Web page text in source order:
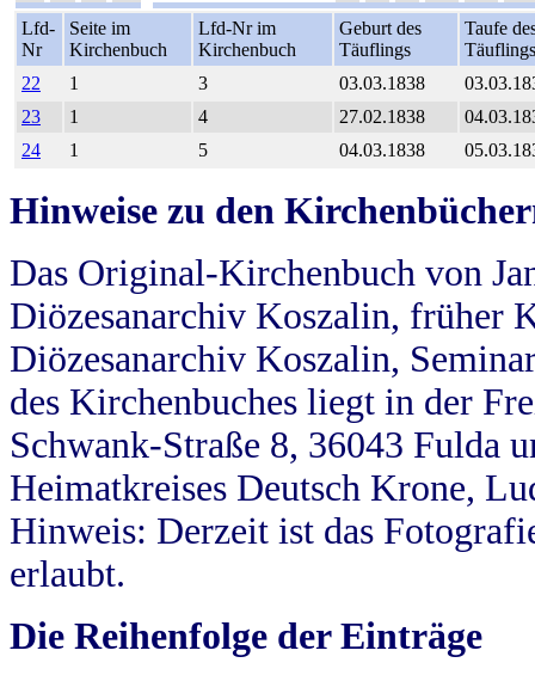
Lfd-
Nr
Seite im
Kirchenbuch
Lfd-Nr im
Kirchenbuch
Geburt des
Täuflings
Taufe
Täuflings
22
1 3 03.03.1838
23
1 4 27.02.1838
24
1 5 04.03.1838
Hinweise zu den
Das Original-Kirchenbuch von
Diözesanarchiv Koszalin, früher
Diözesanarchiv Koszalin,
des Kirchenbuches liegt in der
Schwank-Straße 8, 36043 Fulda
Heimatkreises Deutsch Krone,
Hinweis: Derzeit ist das
erlaubt.
Die Reihenfolge der Einträge